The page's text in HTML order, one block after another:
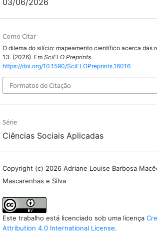
Como Citar
O dilema do silício: mapeamento científico acerca das
13. (2026). Em SciELO Preprints.
https://doi.org/10.1590/SciELOPreprints.16016
Formatos de Citação
Série
Ciências Sociais Aplicadas
Copyright (c) 2026 Adriane Louise Barbosa
Mascarenhas e Silva
Este trabalho está licenciado sob uma licença
Attribution 4.0 International License.